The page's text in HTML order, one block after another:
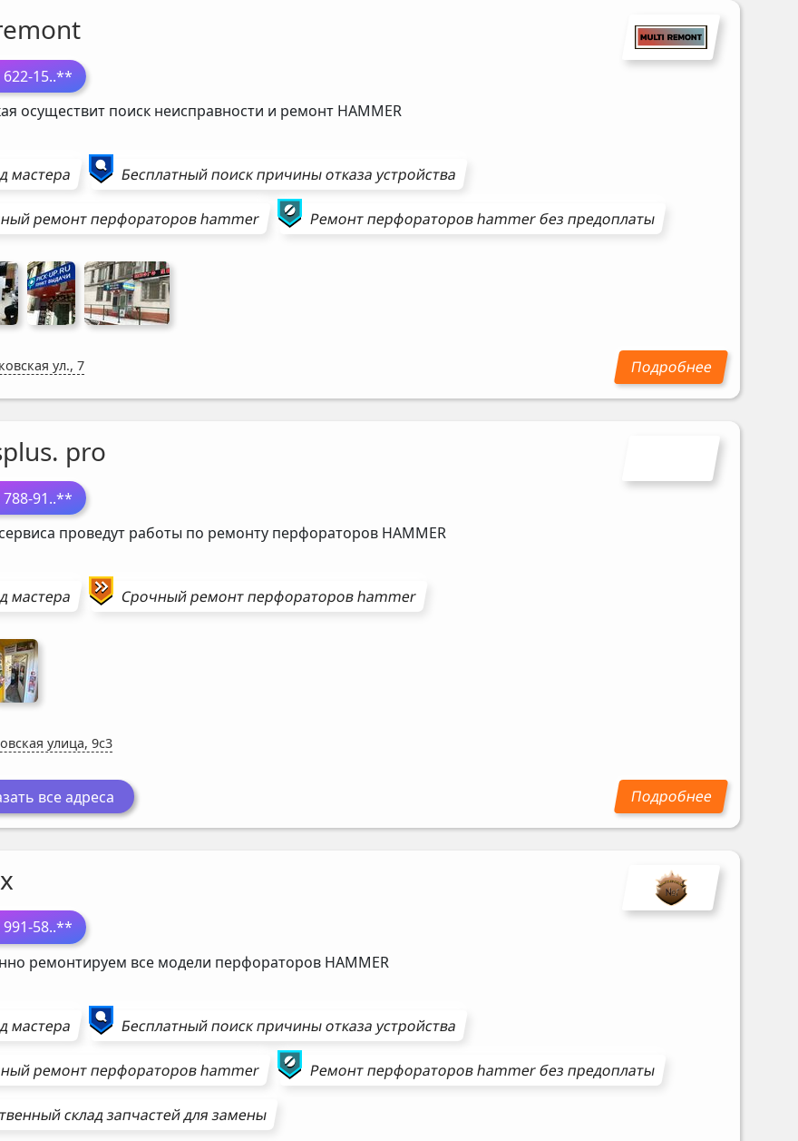
622-15..**
осуществит поиск неисправности и ремонт HAMMER
мастера Бесплатный поиск причины отказа устройства
ремонтперфораторовhammer Ремонтперфораторовhammerбез предоплаты
ул., 7
pro
91..**
проведут работы по ремонту перфораторов HAMMER
мастера Срочный ремонтперфораторовhammer
улица, 9с3
все адреса
991-58..**
ремонтируем все модели перфораторов HAMMER
мастера Бесплатный поиск причины отказа устройства
ремонтперфораторовhammer Ремонтперфораторовhammerбез предоплаты
склад запчастей для замены